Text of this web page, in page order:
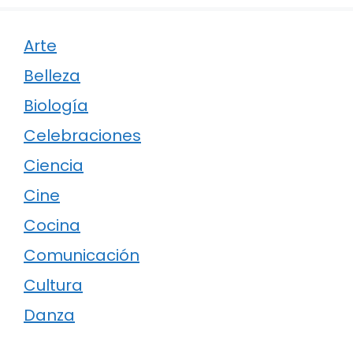
Arte
Belleza
Biología
Celebraciones
Ciencia
Cine
Cocina
Comunicación
Cultura
Danza